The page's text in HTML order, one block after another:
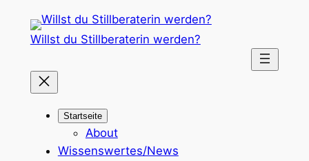
Inhalt
Willst du Stillberaterin werden?
Startseite
About
Wissenswertes/News